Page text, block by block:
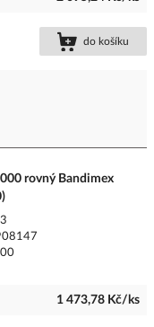
do košíku
rovný Bandimex
1 473,78 Kč/ks